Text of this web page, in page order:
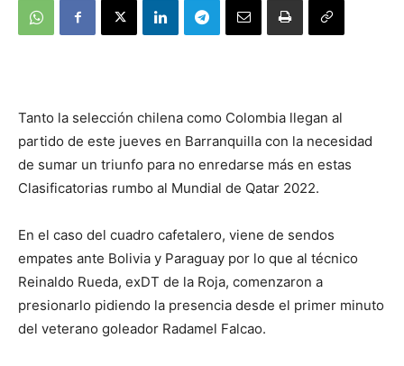
Tanto la selección chilena como Colombia llegan al
partido de este jueves en Barranquilla con la necesidad
de sumar un triunfo para no enredarse más en estas
Clasificatorias rumbo al Mundial de Qatar 2022.
En el caso del cuadro cafetalero, viene de sendos
empates ante Bolivia y Paraguay por lo que al técnico
Reinaldo Rueda, exDT de la Roja, comenzaron a
presionarlo pidiendo la presencia desde el primer minuto
del veterano goleador Radamel Falcao.